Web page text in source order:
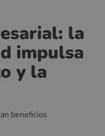
la
impulsa
y la
beneficios